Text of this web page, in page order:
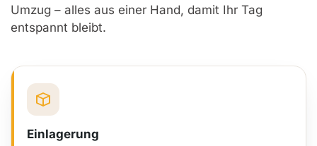
Umzug – alles aus einer Hand, damit Ihr Tag
entspannt bleibt.
Einlagerung